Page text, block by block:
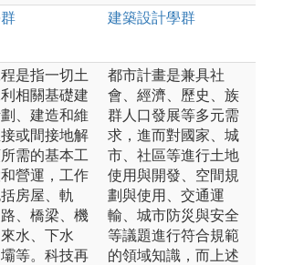
建築設計學群
是指一切土
相關基礎建
、建造和維
或間接地解
需的基本工
營運，工作
房屋、軌
、橋梁、機
水、下水
等。科技再
都市計畫是兼具社
會、經濟、歷史、族
群人口發展等多元需
求，進而對國家、城
市、社區等進行土地
使用與開發、空間規
劃與使用、交通運
輸、城市防災與安全
等議題進行符合規範
的領域知識，而上述